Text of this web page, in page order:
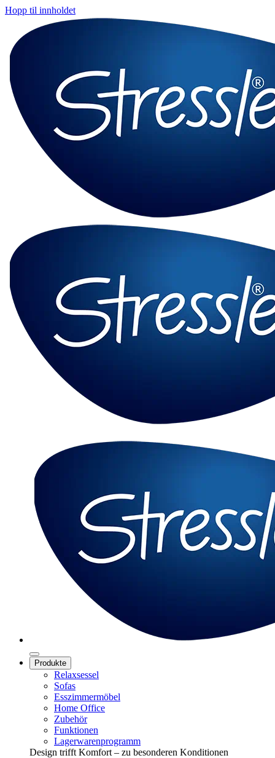
Hopp til innholdet
Produkte
Relaxsessel
Sofas
Esszimmermöbel
Home Office
Zubehör
Funktionen
Lagerwarenprogramm
Design trifft Komfort – zu besonderen Konditionen